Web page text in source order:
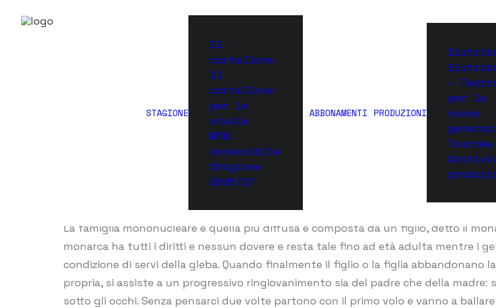
STAGIONE
Il
cartellone
Il
cartellone
per le
scuole
MTM
accessibile
Stagione
2026/27
ABBONAMENTI PRODUZIONI
–
per le
nuove
Tournée
La famiglia
24 NOVEMBRE 2017 | INUNO SPRITZ CON VALERIA CAVALLI |
La famiglia mononucleare è quella più diffusa e composta da un figlio, detto il
monarca ha tutti i diritti e nessun dovere e resta tale fino ad età adulta mentre i
condizione di servi della gleba. Quando finalmente il figlio o la figlia abbandonano
propria, si assiste a un progressivo ringiovanimento sia del padre che della madre:
sotto gli occhi. Senza pensarci due volte partono con il primo volo e vanno a